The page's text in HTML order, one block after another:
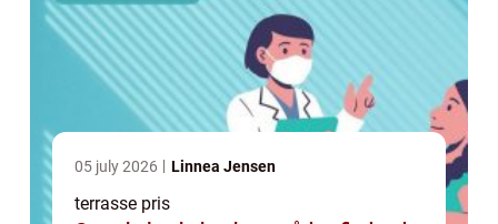
05 july 2026 Linnea Jensen
terrasse pris